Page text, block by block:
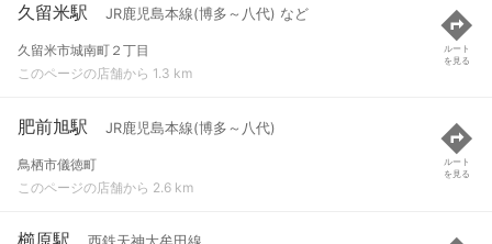
久留米駅 JR鹿児島本線(博多～八代) など
久留米市城南町２丁目
このページの店舗から 1.3 km
ルート
を見る
肥前旭駅 JR鹿児島本線(博多～八代)
鳥栖市儀徳町
このページの店舗から 2.6 km
ルート
を見る
櫛原駅